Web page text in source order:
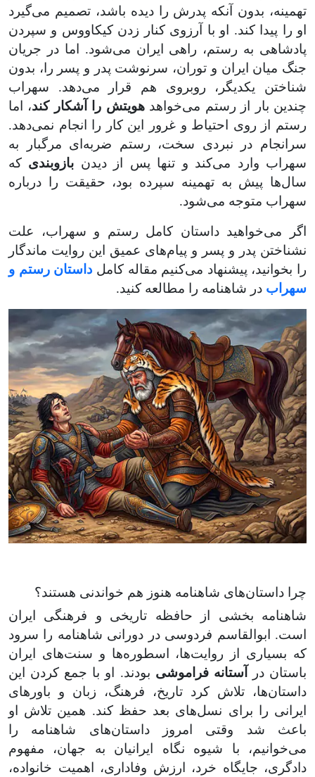
تهمینه، بدون آنکه پدرش را دیده باشد، تصمیم می‌گیرد
او را پیدا کند. او با آرزوی کنار زدن کیکاووس و سپردن
پادشاهی به رستم، راهی ایران می‌شود. اما در جریان
جنگ میان ایران و توران، سرنوشت پدر و پسر را، بدون
شناختن یکدیگر، روبروی هم قرار می‌دهد. سهراب
چندین بار از رستم می‌خواهدهویتش را آشکار کند، اما
رستم از روی احتیاط و غرور این کار را انجام نمی‌دهد.
سرانجام در نبردی سخت، رستم ضربه‌ای مرگبار به
سهراب وارد می‌کند و تنها پس از دیدن بازوبندی که
سال‌ها پیش به تهمینه سپرده بود، حقیقت را درباره
سهراب متوجه می‌شود.
اگر می‌خواهید داستان کامل رستم و سهراب، علت
نشناختن پدر و پسر و پیام‌های عمیق این روایت ماندگار
را بخوانید، پیشنهاد می‌کنیم مقاله کامل داستان رستم و
سهراب در شاهنامه را مطالعه کنید.
چرا داستان‌های شاهنامه هنوز هم خواندنی هستند؟
شاهنامه بخشی از حافظه تاریخی و فرهنگی ایران
است. ابوالقاسم فردوسی در دورانی شاهنامه را سرود
که بسیاری از روایت‌ها، اسطوره‌ها و سنت‌های ایران
باستان در
آستانه فراموشی بودند. او با جمع کردن این
داستان‌ها، تلاش کرد تاریخ، فرهنگ، زبان و باورهای
ایرانی را برای نسل‌های بعد حفظ کند. همین تلاش او
باعث شد وقتی امروز داستان‌های شاهنامه را
می‌خوانیم، با شیوه نگاه ایرانیان به جهان، مفهوم
دادگری، جایگاه خرد، ارزش وفاداری، اهمیت خانواده،